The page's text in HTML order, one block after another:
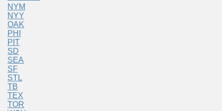
NYM
NYY
OAK
PHI
PIT
SD
SEA
SF
STL
TB
TEX
TOR